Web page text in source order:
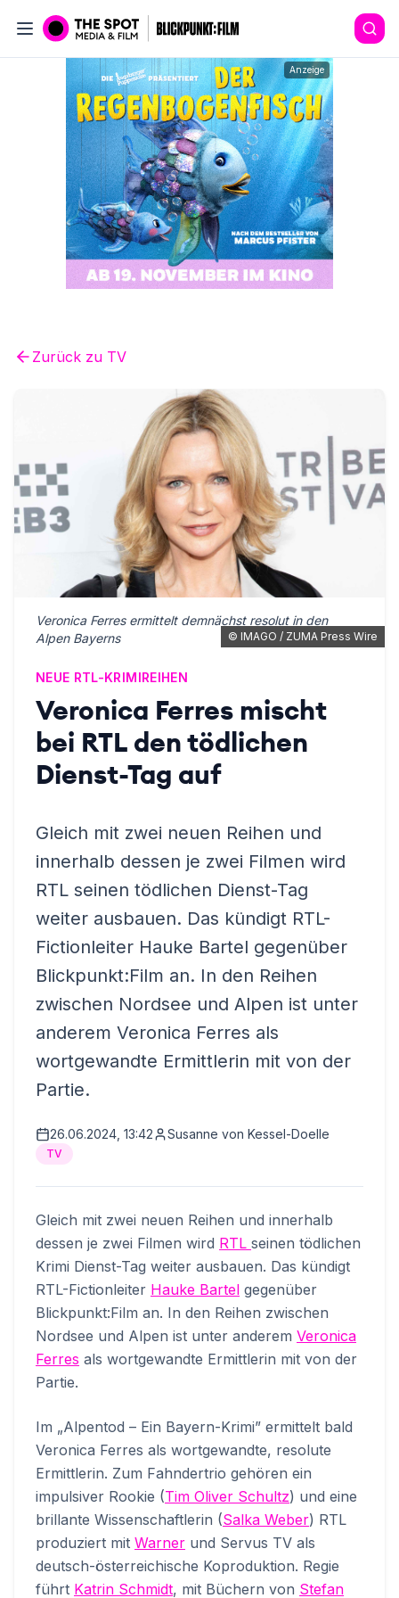
Anzeige
Zurück zu TV
© IMAGO / ZUMA Press Wire
Veronica Ferres ermittelt demnächst resolut in den
Alpen Bayerns
NEUE RTL-KRIMIREIHEN
Veronica Ferres mischt
bei RTL den tödlichen
Dienst-Tag auf
Gleich mit zwei neuen Reihen und
innerhalb dessen je zwei Filmen wird
RTL seinen tödlichen Dienst-Tag
weiter ausbauen. Das kündigt RTL-
Fictionleiter Hauke Bartel gegenüber
Blickpunkt:Film an. In den Reihen
zwischen Nordsee und Alpen ist unter
anderem Veronica Ferres als
wortgewandte Ermittlerin mit von der
Partie.
26.06.2024, 13:42 Susanne von Kessel-Doelle
TV
Gleich mit zwei neuen Reihen und innerhalb
dessen je zwei Filmen wird RTL seinen tödlichen
Krimi Dienst-Tag weiter ausbauen. Das kündigt
RTL-Fictionleiter Hauke Bartel gegenüber
Blickpunkt:Film an. In den Reihen zwischen
Nordsee und Alpen ist unter anderem Veronica
Ferres als wortgewandte Ermittlerin mit von der
Partie.
Im „Alpentod – Ein Bayern-Krimi” ermittelt bald
Veronica Ferres als wortgewandte, resolute
Ermittlerin. Zum Fahndertrio gehören ein
impulsiver Rookie (Tim Oliver Schultz) und eine
brillante Wissenschaftlerin (Salka Weber) RTL
produziert mit Warner und Servus TV als
deutsch-österreichische Koproduktion. Regie
führt Katrin Schmidt, mit Büchern von Stefan